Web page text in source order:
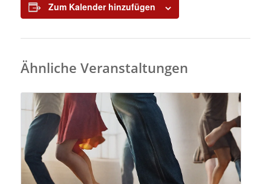
Zum Kalender hinzufügen
Ähnliche Veranstaltungen